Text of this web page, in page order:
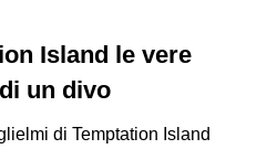
Island le vere
un divo
di Temptation Island